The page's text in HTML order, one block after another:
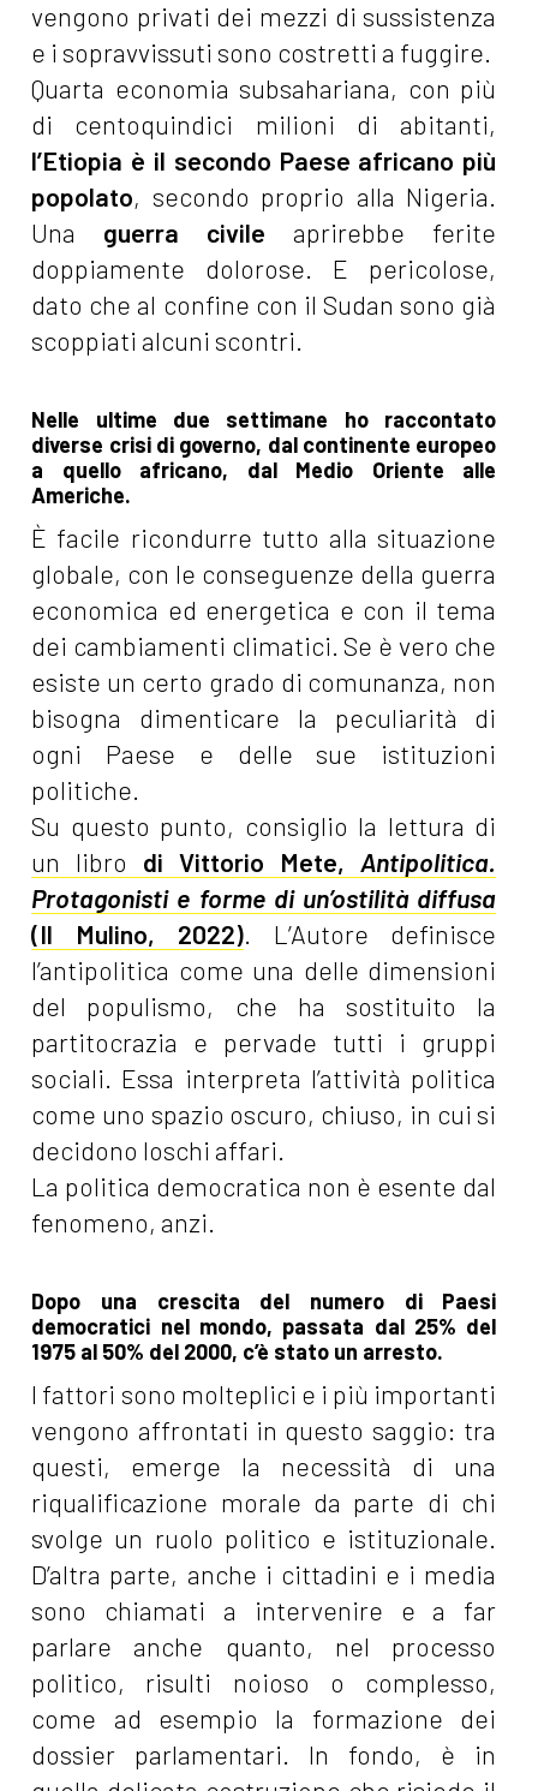
vengono privati dei mezzi di sussistenza
e i sopravvissuti sono costretti a fuggire.
Quarta economia subsahariana, con più
di centoquindici milioni di abitanti,
l’Etiopia è il secondo Paese africano più
popolato, secondo proprio alla Nigeria.
Una guerra civileaprirebbe ferite
doppiamente dolorose. E pericolose,
dato che al confine con il Sudan sono già
scoppiati alcuni scontri.
Nelle ultime due settimane ho raccontato
diverse crisi di governo, dal continente europeo
a quello africano, dal Medio Oriente alle
Americhe.
È facile ricondurre tutto alla situazione
globale, con le conseguenze della guerra
economica ed energetica e con il tema
dei cambiamenti climatici. Se è vero che
esiste un certo grado di comunanza, non
bisogna dimenticare la peculiarità di
ogni Paese e delle sue istituzioni
politiche.
Su questo punto, consiglio la lettura di
un libro di Vittorio Mete,Antipolitica.
Protagonisti e forme di un’ostilità diffusa
(Il Mulino, 2022). L’Autore definisce
l’antipolitica come una delle dimensioni
del populismo, che ha sostituito la
partitocrazia e pervade tutti i gruppi
sociali. Essa interpreta l’attività politica
come uno spazio oscuro, chiuso, in cui si
decidono loschi affari.
La politica democratica non è esente dal
fenomeno, anzi.
Dopo una crescita del numero di Paesi
democratici nel mondo, passata dal 25% del
1975 al 50% del 2000, c’è stato un arresto.
I fattori sono molteplici e i più importanti
vengono affrontati in questo saggio: tra
questi, emerge la necessità di una
riqualificazione morale da parte di chi
svolge un ruolo politico e istituzionale.
D’altra parte, anche i cittadini e i media
sono chiamati a intervenire e a far
parlare anche quanto, nel processo
politico, risulti noioso o complesso,
come ad esempio la formazione dei
dossier parlamentari. In fondo, è in